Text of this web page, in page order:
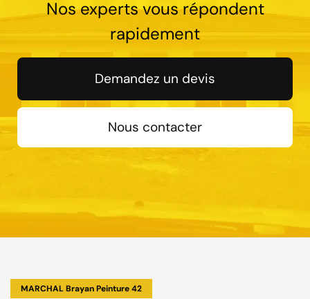
Nos experts vous répondent
rapidement
Demandez un devis
Nous contacter
MARCHAL Brayan Peinture 42